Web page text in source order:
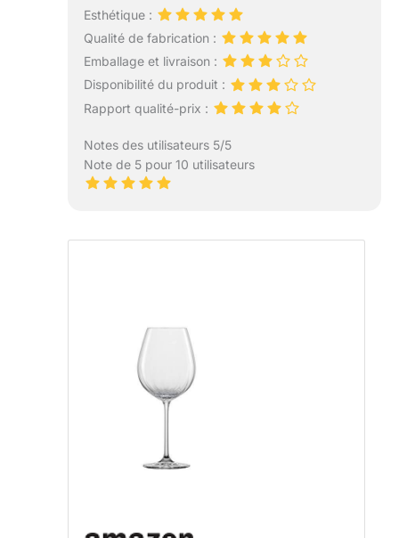
Esthétique :
Qualité de fabrication :
Emballage et livraison :
Disponibilité du produit :
Rapport qualité-prix :
Notes des utilisateurs 5/5
Note de 5 pour 10 utilisateurs